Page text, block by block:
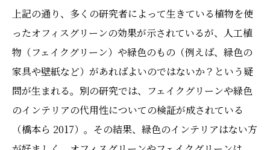
上記の通り、多くの研究者によって生きている植物を使
ったオフィスグリーンの効果が示されているが、人工植
物（フェイクグリーン）や緑色のもの（例えば、緑色の
家具や壁紙など）があればよいのではないか？という疑
問が生まれる。別の研究では、フェイクグリーンや緑色
のインテリアの代用性についての検証が成されている
（橋本ら 2017）。その結果、緑色のインテリアはない方